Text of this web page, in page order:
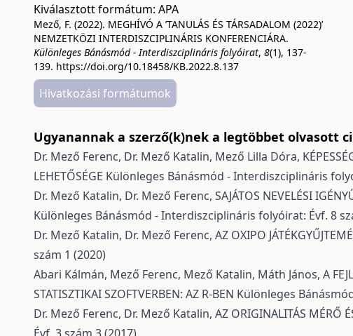
Kiválasztott formátum: APA
Mező, F. (2022). MEGHÍVÓ A ’TANULÁS ÉS TÁRSADALOM (2022)’
NEMZETKÖZI INTERDISZCIPLINÁRIS KONFERENCIÁRA.
Különleges Bánásmód - Interdiszciplináris folyóirat, 8(1), 137-
139. https://doi.org/10.18458/KB.2022.8.137
Hivatkozási formátumok
Ugyanannak a szerző(k)nek a legtöbbet olvasott
Dr. Mező Ferenc, Dr. Mező Katalin, Mező Lilla Dóra,
LEHETŐSÉGE Különleges Bánásmód - Interdiszciplináris
Dr. Mező Katalin, Dr. Mező Ferenc, SAJÁTOS NEVELÉSI
Különleges Bánásmód - Interdiszciplináris folyóirat: Évf. 8
Dr. Mező Katalin, Dr. Mező Ferenc, AZ OXIPO
szám 1 (2020)
Abari Kálmán, Mező Ferenc, Mező Katalin, Máth János, A
STATISZTIKAI SZOFTVERBEN: AZ R-BEN Különleges
Dr. Mező Ferenc, Dr. Mező Katalin, AZ ORIGINALITÁS MÉRŐ